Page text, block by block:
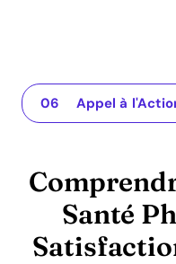
Comprendre l'Impact de la
L'application
Comprendre le
Solutions ou
Conclusion ou
Appel à
Santé